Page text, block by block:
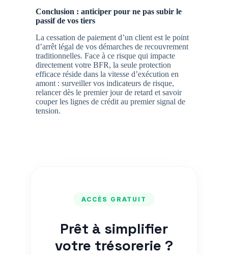
Conclusion : anticiper pour ne pas subir le
passif de vos tiers
La cessation de paiement d’un client est le point
d’arrêt légal de vos démarches de recouvrement
traditionnelles. Face à ce risque qui impacte
directement votre BFR, la seule protection
efficace réside dans la vitesse d’exécution en
amont : surveiller vos indicateurs de risque,
relancer dès le premier jour de retard et savoir
couper les lignes de crédit au premier signal de
tension.
ACCÈS GRATUIT
Prêt à simplifier
votre trésorerie ?